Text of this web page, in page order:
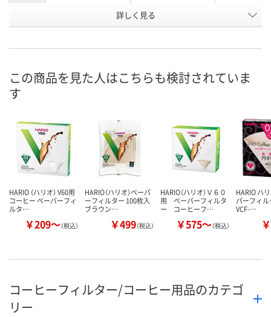
パルプ100%酸素漂
白
パルプ100%酸素漂
白
パルプ100%
し
お申込番
在庫 あり 9点 あり
数量
カゴへ
数量
カゴへ カ
詳しく見る
この商品を見た人はこちらも検討されていま
す
HARIO （ハリオ） V60用
コーヒー ペーパーフィ
ルタ…
￥209～（税込）
HARIO（ハリオ）ペーパ
ーフィルター 100枚入
ブラウン…
￥499（税込）
HARIO（ハリオ）Ｖ６０
用 ペーパーフィルタ
ー コーヒーフ…
￥575～（税込）
HARIO ハ
パーフィ
VCF-…
コーヒーフィルター/コーヒー用品のカテゴ
リー